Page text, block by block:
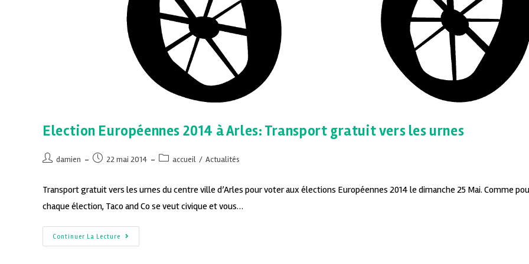
Election Européennes 2014 à Arles: Transport gratuit vers les urnes
damien 22 mai 2014 accueil / Actualités
Transport gratuit vers les urnes du centre ville d’Arles pour voter aux élections Européennes 2014 le dimanche 25 Mai. Comme
chaque élection, Taco and Co se veut civique et vous…
Continuer La Lecture